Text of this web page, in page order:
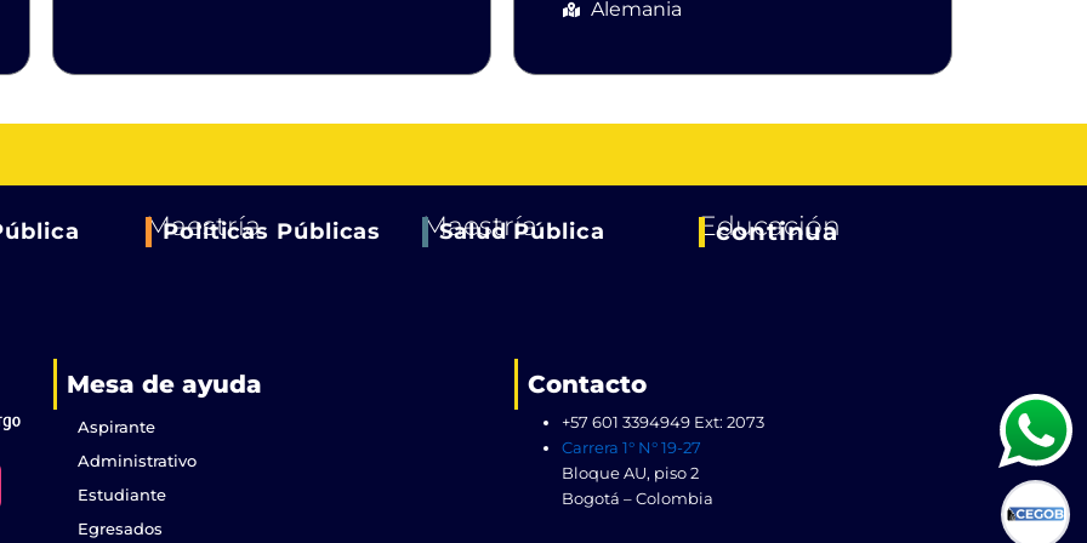
Alemania
Maestría
Políticas Públicas Maestría
Salud Pública Educación
continua
Mesa de ayuda
Aspirante
Administrativo
Estudiante
Egresados
Contacto
+57 601 3394949 Ext: 2073
Carrera 1° N° 19-27
Bloque AU, piso 2
Bogotá – Colombia